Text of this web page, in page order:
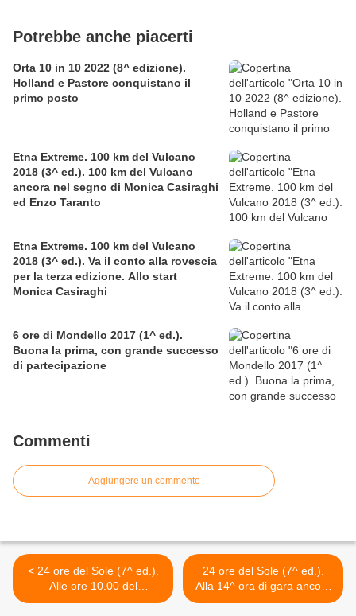
Potrebbe anche piacerti
Orta 10 in 10 2022 (8^ edizione).
Holland e Pastore conquistano il
primo posto
Etna Extreme. 100 km del Vulcano
2018 (3^ ed.). 100 km del Vulcano
ancora nel segno di Monica Casiraghi
ed Enzo Taranto
Etna Extreme. 100 km del Vulcano
2018 (3^ ed.). Va il conto alla rovescia
per la terza edizione. Allo start
Monica Casiraghi
6 ore di Mondello 2017 (1^ ed.).
Buona la prima, con grande successo
di partecipazione
Commenti
Aggiungere un commento
< 24 ore del Sole (7^ ed.).
Alle ore 10.00 del
24.11.2012, lo start della
24 ore del Sole (7^ ed.).
Alla 14^ ora di gara ancora
in testa Daniele Baranzini >